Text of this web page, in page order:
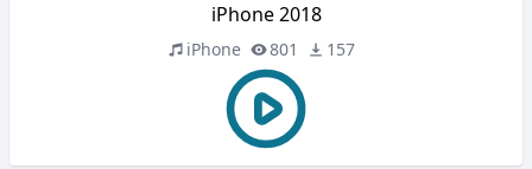
iPhone 2018
iPhone 801 157